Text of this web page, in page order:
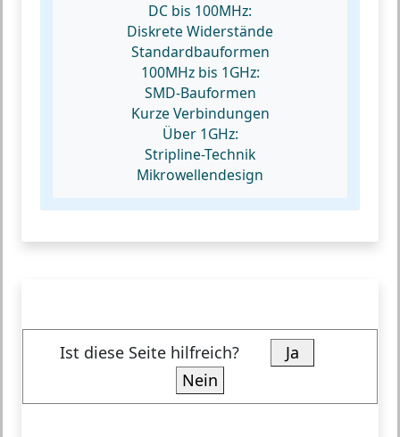
DC bis 100MHz:
Diskrete Widerstände
Standardbauformen
100MHz bis 1GHz:
SMD-Bauformen
Kurze Verbindungen
Über 1GHz:
Stripline-Technik
Mikrowellendesign
Ist diese Seite hilfreich?
Ja
Nein